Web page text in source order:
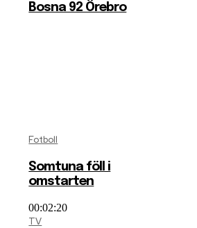
Bosna 92 Örebro
Fotboll
Somtuna föll i
omstarten
00:02:20
TV